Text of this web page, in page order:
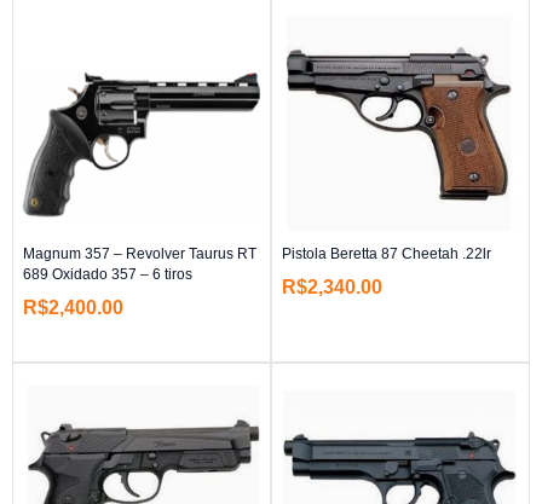
Magnum 357 – Revolver Taurus RT
689 Oxidado 357 – 6 tiros
R$2,400.00
Pistola Beretta 87 Cheetah .22lr
R$2,340.00